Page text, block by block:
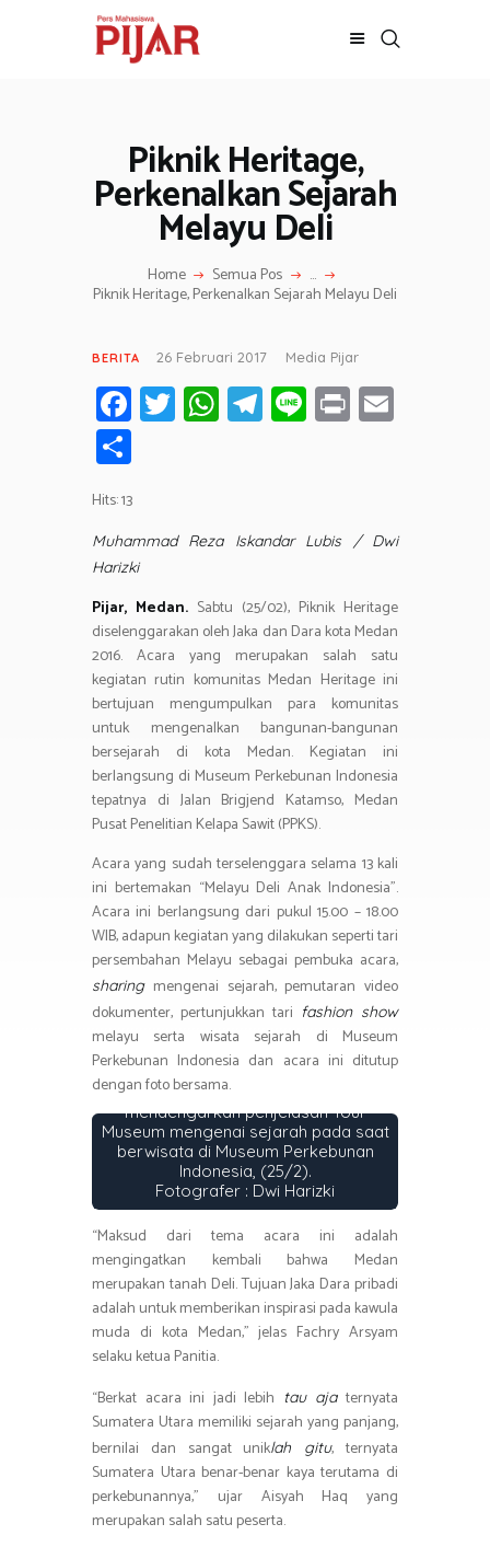
Piknik Heritage,
Perkenalkan Sejarah
Melayu Deli
Home Semua Pos ...
Piknik Heritage, Perkenalkan Sejarah Melayu Deli
BERITA
ADVERTORIAL
SOSOK
GALERI
HIBURAN
JALAN-JALAN
OLAHRAGA
OPINI
BERITA 26 Februari 2017 Media Pijar
Fa
ce
o
ok
T
wi
W
h
A
p
T
el
a
Li
n
Pr
in
h
ar
e
Hits: 13
Muhammad Reza Iskandar Lubis / Dwi
Harizki
Pijar, Medan. Sabtu (25/02), Piknik Heritage
diselenggarakan oleh Jaka dan Dara kota Medan
2016. Acara yang merupakan salah satu
kegiatan rutin komunitas Medan Heritage ini
bertujuan mengumpulkan para komunitas
untuk mengenalkan bangunan-bangunan
bersejarah di kota Medan. Kegiatan ini
berlangsung di Museum Perkebunan Indonesia
tepatnya di Jalan Brigjend Katamso, Medan
Pusat Penelitian Kelapa Sawit (PPKS).
Acara yang sudah terselenggara selama 13 kali
ini bertemakan “Melayu Deli Anak Indonesia”.
Acara ini berlangsung dari pukul 15.00 – 18.00
WIB, adapun kegiatan yang dilakukan seperti tari
persembahan Melayu sebagai pembuka acara,
sharingmengenai sejarah, pemutaran video
dokumenter, pertunjukkan tari fashion show
melayu serta wisata sejarah di Museum
Perkebunan Indonesia dan acara ini ditutup
dengan foto bersama.
Peserta Piknik Heritage
mendengarkan penjelasan Tour
Museum mengenai sejarah pada saat
berwisata di Museum Perkebunan
Indonesia, (25/2).
Fotografer : Dwi Harizki
“Maksud dari tema acara ini adalah
mengingatkan kembali bahwa Medan
merupakan tanah Deli. Tujuan Jaka Dara pribadi
adalah untuk memberikan inspirasi pada kawula
muda di kota Medan,” jelas Fachry Arsyam
selaku ketua Panitia.
“Berkat acara ini jadi lebih
tau ajaternyata
Sumatera Utara memiliki sejarah yang panjang,
bernilai dan sangat uniklah gitu, ternyata
Sumatera Utara benar-benar kaya terutama di
perkebunannya,” ujar Aisyah Haq yang
merupakan salah satu peserta.